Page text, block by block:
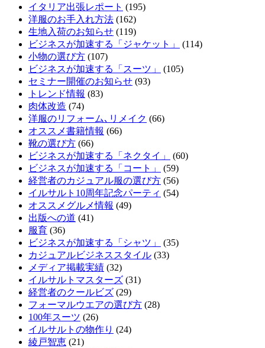
イタリア出張レポート (195)
洋服のお手入れ方法 (162)
生地入荷のお知らせ (119)
ビジネスが加速する「ジャケット」
(114)
小物の選び方 (107)
ビジネスが加速する「スーツ」
(105)
セミナー開催のお知らせ (93)
トレンド情報 (83)
肉体改造 (74)
洋服のリフォーム､リメイク (66)
オススメ書籍情報 (66)
靴の選び方 (66)
ビジネスが加速する「ネクタイ」
(60)
ビジネスが加速する「コート」
(59)
経営者のカジュアル服の選び方 (56)
イルサルト10周年記念パーティ (54)
オススメグルメ情報 (49)
出版への道 (41)
服育 (36)
ビジネスが加速する「シャツ」
(35)
カジュアルビジネススタイル (33)
メディア掲載実績 (32)
イルサルトマスターズ (31)
経営者のクールビズ (29)
フォーマルウエアの選び方 (28)
100年スーツ (26)
イルサルトの物作り (24)
綾戸智恵 (21)